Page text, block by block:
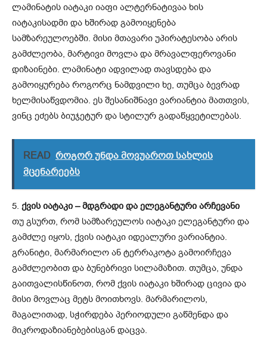
ლამინატის იატაკი იაფი ალტერნატივაა ხის
იატაკისადმი და ხშირად გამოიყენება
სამზარეულოებში. მისი მთავარი უპირატესობა არის
გამძლეობა, მარტივი მოვლა და მრავალფეროვანი
დიზაინები. ლამინატი ადვილად თავსდება და
გამოიყურება როგორც ნამდვილი ხე, თუმცა ბევრად
ხელმისაწვდომია. ეს შესანიშნავი ვარიანტია მათთვის,
ვინც ეძებს ბიუჯეტურ და სტილურ გადაწყვეტილებას.
READ როგორ უნდა მოვუაროთ სახლის
მცენარეებს
5. ქვის იატაკი – მდგრადი და ელეგანტური არჩევანი
თუ გსურთ, რომ სამზარეულოს იატაკი ელეგანტური და
გამძლე იყოს, ქვის იატაკი იდეალური ვარიანტია.
გრანიტი, მარმარილო ან ტერრაკოტა გამოირჩევა
გამძლეობით და ბუნებრივი სილამაზით. თუმცა, უნდა
გაითვალისწინოთ, რომ ქვის იატაკი ხშირად ცივია და
მისი მოვლაც მეტს მოითხოვს. მარმარილოს,
მაგალითად, სჭირდება პერიოდული გაწმენდა და
მიკროდაზიანებებისგან დაცვა.